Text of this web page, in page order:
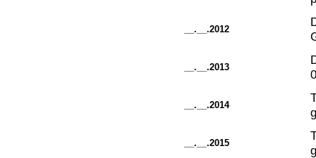
__.__.2012
__.__.2013
__.__.2014
__.__.2015